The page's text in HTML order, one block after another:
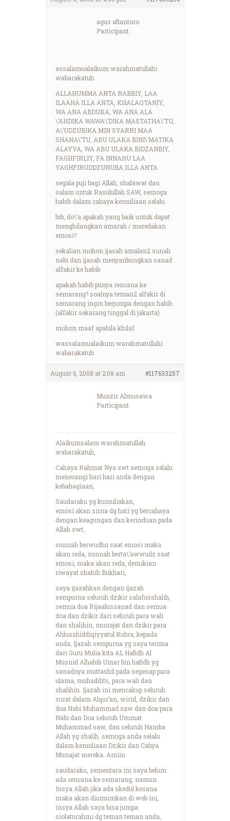
agus afiantoro
Participant
assalamualaikum warahmatullahi
wabarakatuh
ALLAHUMMA ANTA RABBIY, LAA
ILAAHA ILLA ANTA, KHALAQTANIY,
WA ANA ABDUKA, WA ANA ALA
\’AHDIKA WAWA\’DIKA MASTATHA\’TU,
A\’UDZUBIKA MIN SYARRI MAA
SHANA\’TU, ABU ULAKA BINI\’MATIKA
ALAYYA, WA ABU ULAKA BIDZANBIY,
FAGHFIRLIY, FA INNAHU LAA
YAGHFIRUDDZUNUBA ILLA ANTA
segala puji bagi Allah, shalawat dan
salam untuk Rasulullah SAW, semoga
habib dalam cahaya kemuliaan selalu
bib, do\’a apakah yang baik untuk dapat
menghilangkan amarah / meredakan
emosi?
sekalian mohon ijasah amalan2 sunah
nabi dan ijasah menyanbungkan sanad
alfakir ke habib
apakah habib punya rencana ke
semarang? soalnya teman2 alfakir di
semarang ingin berjumpa dengan habib.
(alfakir sekarang tinggal di jakarta)
mohon maaf apabila khilaf
wassalamualaikum warahmatullahi
wabarakatuh
August 6, 2008 at 2:08 am #117633257
Munzir Almusawa
Participant
Alaikumsalam warahmatullah
wabarakatuh,
Cahaya Rahmat Nya swt semoga selalu
menerangi hari hari anda dengan
kebahagiaan,
Saudaraku yg kumuliakan,
emosi akan sirna dg hati yg bercahaya
dengan keagungan dan kerinduan pada
Allah swt,
sunnah berwudhu saat emosi maka
akan reda, sunnah berta\’awwudz saat
emosi, maka akan reda, demikian
riwayat shahih Bukhari,
saya ijazahkan dengan ijazah
sempurna seluruh dzikir salafusshalih,
semua doa Rijaalussanad dan semua
doa dan dzikir dari seluruh para wali
dan shalihin, munajat dan dzikir para
Ahlusshiddiqiyyatul Kubra, kepada
anda, Ijazah sempurna yg saya terima
dari Guru Mulia kita AL Hafidh Al
Musnid Alhabib Umar bin hafidh yg
sanadnya muttashil pada segenap para
ulama, muhaddits, para wali dan
shalihin. Ijazah ini mencakup seluruh
surat dalam Alqur’an, wirid, dzikir dan
doa Nabi Muhammad saw dan doa para
Nabi dan Doa seluruh Ummat
Muhammad saw, dan seluruh Hamba
Allah yg shalih. semoga anda selalu
dalam kemuliaan Dzikir dan Cahya
Munajat mereka. Amiin
saudaraku, sementara ini saya belum
ada rencana ke semarang, namun
Insya Allah jika ada skedul kesana
maka akan diumumkan di web ini,
insya Allah saya bisa jumpa
siolaturahmi dg teman teman anda,